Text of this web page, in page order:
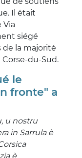
Il était
Via
siégé
de la majorité
du-Sud.
le
fronte" a
u nostru
in Sarrula è
è